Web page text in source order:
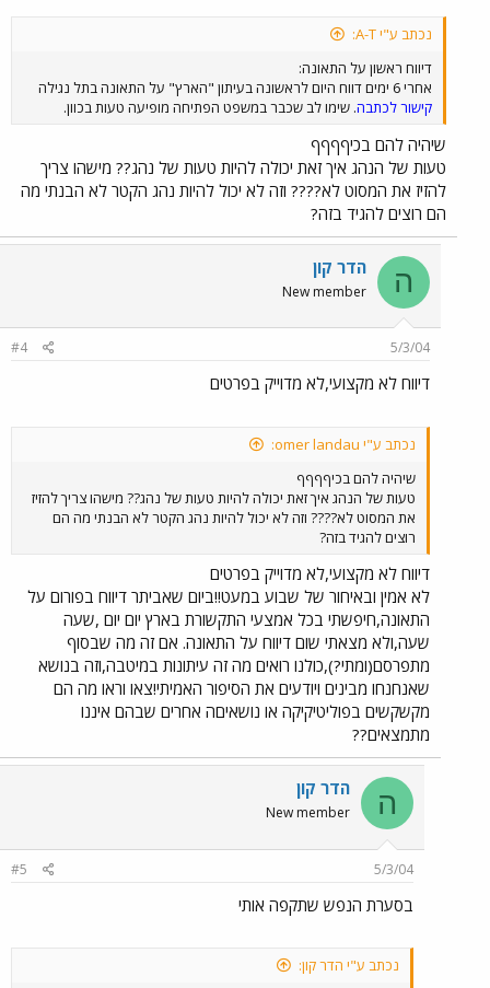
נכתב ע"י A-T:
דיווח ראשון על התאונה:
אחרי 6 ימים דווח היום לראשונה בעיתון "הארץ" על התאונה בתל נגילה
קישור לכתבה. שימו לב שכבר במשפט הפתיחה מופיעה טעות בכוון.
שיהיה להם בכיףףףף
טעות של הנהג איך זאת יכולה להיות טעות של נהג?? מישהו צריך
להזיז את המסוט לא???? וזה לא יכול להיות נהג הקטר לא הבנתי מה
הם רוצים להגיד בזה?
ה הדר קון
New member
5/3/04
#4
דיווח לא מקצועי,לא מדוייק בפרטים
נכתב ע"י omer landau:
שיהיה להם בכיףףףף
טעות של הנהג איך זאת יכולה להיות טעות של נהג?? מישהו צריך להזיז
את המסוט לא???? וזה לא יכול להיות נהג הקטר לא הבנתי מה הם
רוצים להגיד בזה?
דיווח לא מקצועי,לא מדוייק בפרטים
לא אמין ובאיחור של שבוע במעט!!ביום שאביתר דיווח בפורום על
התאונה,חיפשתי בכל אמצעי התקשורת בארץ יום יום ,שעה
שעה,ולא מצאתי שום דיווח על התאונה. אם זה מה שבסוף
מתפרסם(ומתי?),כולנו רואים מה זה עיתונות במיטבה,וזה בנושא
שאנחנחו מבינים ויודעים את הסיפור האמיתי!צאו וראו מה הם
מקשקשים בפוליטיקיקה או נושאיםה אחרים שבהם איננו
מתמצאים??
ה הדר קון
New member
5/3/04
#5
בסערת הנפש שתקפה אותי
נכתב ע"י הדר קון: